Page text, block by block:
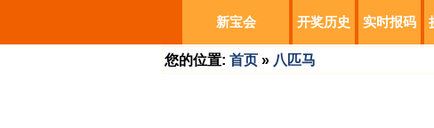
新宝会 开奖历史 实时报码
您的位置: 首页 » 八匹马